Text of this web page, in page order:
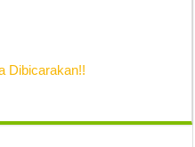
Dibicarakan!!